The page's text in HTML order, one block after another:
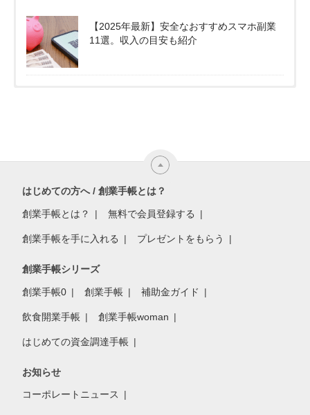
【2025年最新】安全なおすすめスマホ副業
11選。収入の目安も紹介
はじめての方へ / 創業手帳とは？
創業手帳とは？ 無料で会員登録する
創業手帳を手に入れる プレゼントをもらう
創業手帳シリーズ
創業手帳0 創業手帳 補助金ガイド
飲食開業手帳 創業手帳woman
はじめての資金調達手帳
お知らせ
コーポレートニュース